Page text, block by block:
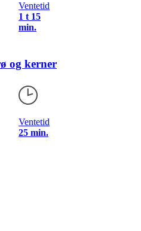
Ventetid
1 t 15
min.
og kerner
Ventetid
25 min.